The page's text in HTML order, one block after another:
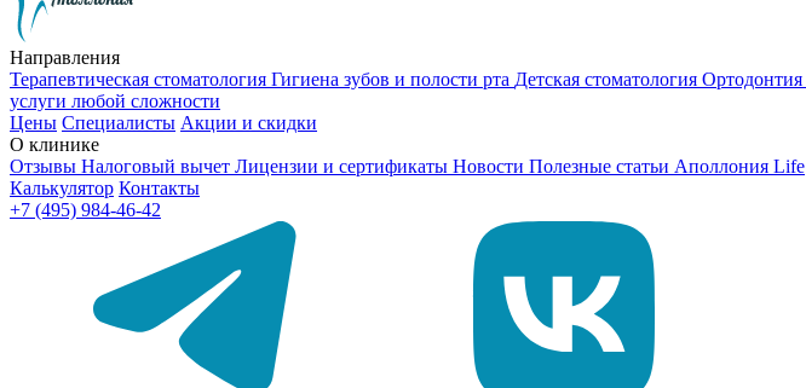
Направления
Терапевтическая стоматология Гигиена зубов и полости рта Детская стоматология Ортодонтия
услуги любой сложности
Цены Специалисты Акции и скидки
О клинике
Отзывы Налоговый вычет Лицензии и сертификаты Новости Полезные статьи Аполлония Life
Калькулятор Контакты
+7 (495) 984-46-42